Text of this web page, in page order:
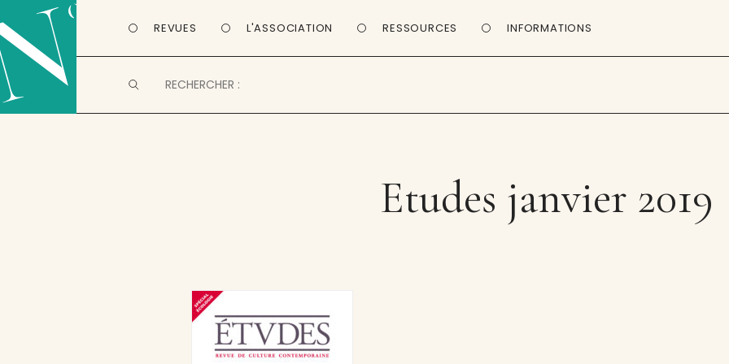
REVUES L'ASSOCIATION RESSOURCES INFORMATIONS
Etudes janvier 2019